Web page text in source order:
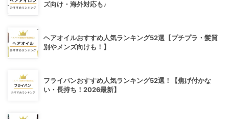
ズ向け・海外対応も♪
ヘアオイルおすすめ人気ランキング52選【プチプラ・髪質
別やメンズ向けも！】
フライパンおすすめ人気ランキング52選！【焦げ付かな
い・長持ち！2026最新】